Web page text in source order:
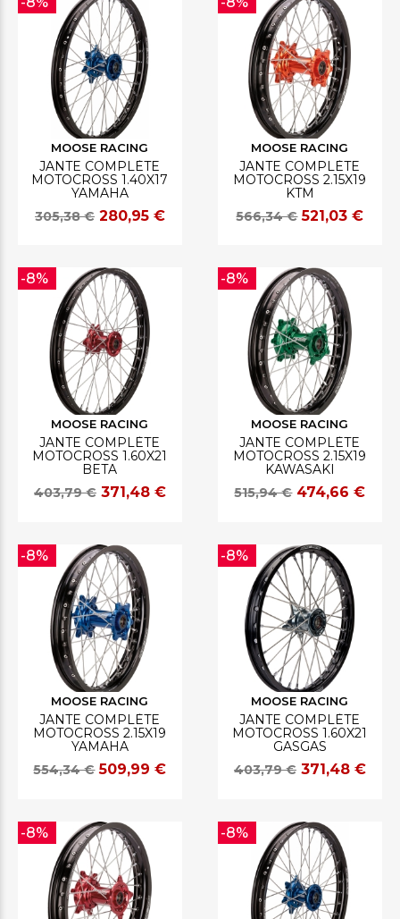
MOOSE RACING
JANTE COMPLÈTE
MOTOCROSS 1.40X17
YAMAHA
305,38 € 280,95 €
MOOSE RACING
JANTE COMPLÈTE
MOTOCROSS 2.15X19
KTM
566,34 € 521,03 €
MOOSE RACING
JANTE COMPLÈTE
MOTOCROSS 1.60X21
BETA
403,79 € 371,48 €
-8%
MOOSE RACING
JANTE COMPLÈTE
MOTOCROSS 2.15X19
KAWASAKI
515,94 € 474,66 €
-8%
MOOSE RACING
JANTE COMPLÈTE
MOTOCROSS 2.15X19
YAMAHA
554,34 € 509,99 €
-8%
MOOSE RACING
JANTE COMPLÈTE
MOTOCROSS 1.60X21
GASGAS
403,79 € 371,48 €
-8%
-8% -8%